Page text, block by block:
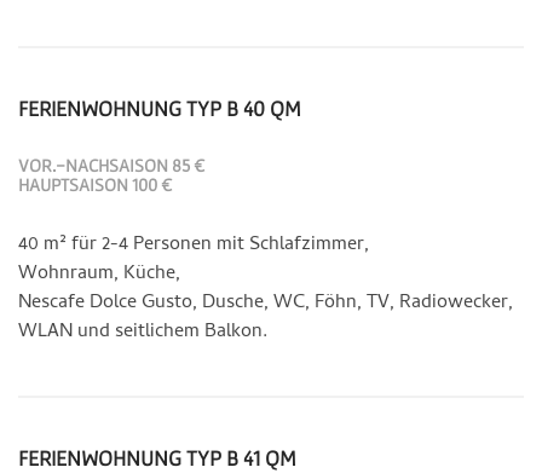
FERIENWOHNUNG TYP B 40 QM
VOR.-NACHSAISON 85 €
HAUPTSAISON 100 €
40 m² für 2-4 Personen mit Schlafzimmer,
Wohnraum, Küche,
Nescafe Dolce Gusto, Dusche, WC, Föhn, TV, Radiowecker,
WLAN und seitlichem Balkon.
FERIENWOHNUNG TYP B 41 QM